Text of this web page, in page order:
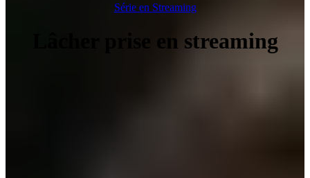
Série en Streaming
Lâcher prise en streaming